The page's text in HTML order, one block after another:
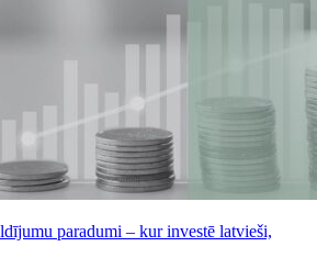
paradumi – kur investē latvieši,